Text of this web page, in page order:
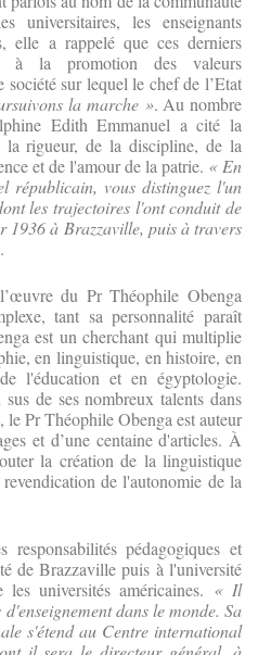
universitaires, les enseignants
elle a rappelé que ces derniers
à la promotion des valeurs
société sur lequel le chef de l’Etat
la marche ». Au nombre
Edith Emmanuel a cité la
rigueur, de la discipline, de la
et de l'amour de la patrie. « En
républicain, vous distinguez l'un
les trajectoires l'ont conduit de
1936 à Brazzaville, puis à travers
du Pr Théophile Obenga
tant sa personnalité paraît
est un cherchant qui multiplie
en linguistique, en histoire, en
l'éducation et en égyptologie.
de ses nombreux talents dans
Pr Théophile Obenga est auteur
et d’une centaine d'articles. À
la création de la linguistique
de l'autonomie de la
responsabilités pédagogiques et
de Brazzaville puis à l'université
universités américaines. « Il
dans le monde. Sa
s'étend au Centre international